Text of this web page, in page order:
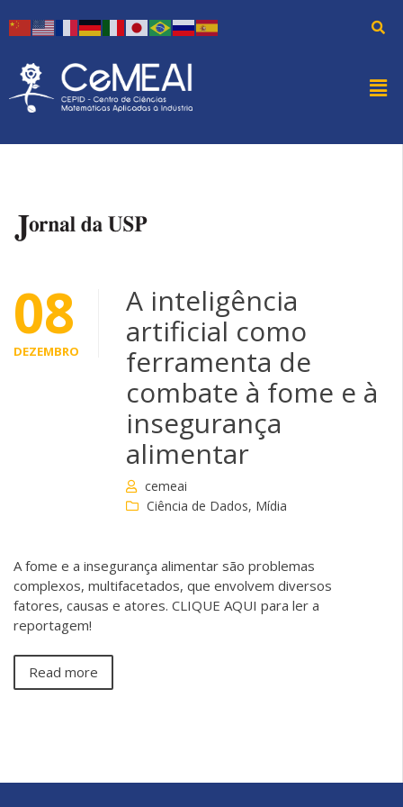
08
DEZEMBRO
A inteligência
artificial como
ferramenta de
combate à fome e à
insegurança
alimentar
cemeai
Ciência de Dados, Mídia
A fome e a insegurança alimentar são problemas
complexos, multifacetados, que envolvem diversos
fatores, causas e atores. CLIQUE AQUI para ler a
reportagem!
Read more